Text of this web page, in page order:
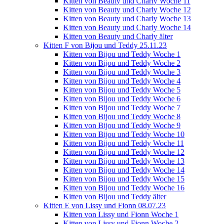
Kitten von Beauty und Charly Woche 12
Kitten von Beauty und Charly Woche 13
Kitten von Beauty und Charly Woche 14
Kitten von Beauty und Charly älter
Kitten F von Bijou und Teddy 25.11.23
Kitten von Bijou und Teddy Woche 1
Kitten von Bijou und Teddy Woche 2
Kitten von Bijou und Teddy Woche 3
Kitten von Bijou und Teddy Woche 4
Kitten von Bijou und Teddy Woche 5
Kitten von Bijou und Teddy Woche 6
Kitten von Bijou und Teddy Woche 7
Kitten von Bijou und Teddy Woche 8
Kitten von Bijou und Teddy Woche 9
Kitten von Bijou und Teddy Woche 10
Kitten von Bijou und Teddy Woche 11
Kitten von Bijou und Teddy Woche 12
Kitten von Bijou und Teddy Woche 13
Kitten von Bijou und Teddy Woche 14
Kitten von Bijou und Teddy Woche 15
Kitten von Bijou und Teddy Woche 16
Kitten von Bijou und Teddy älter
Kitten E von Lissy und Fionn 08.07.23
Kitten von Lissy und Fionn Woche 1